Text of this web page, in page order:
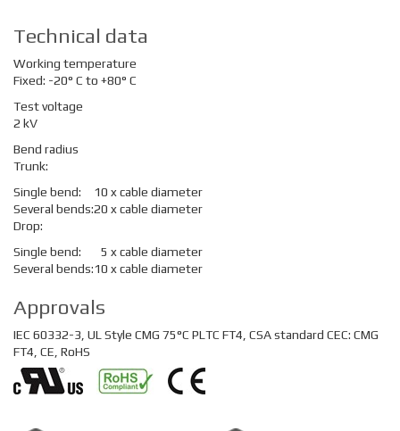
Technical data
Working temperature
Fixed: -20° C to +80° C
Test voltage
2 kV
Bend radius
Trunk:
Single bend:
10 x cable diameter
Several bends:20 x cable diameter
Drop:
Single bend:
5 x cable diameter
Several bends:10 x cable diameter
Approvals
IEC 60332-3, UL Style CMG 75°C PLTC FT4, CSA standard CEC: CMG
FT4, CE, RoHS